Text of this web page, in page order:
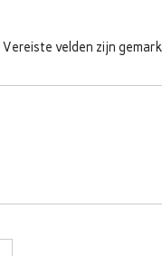
Vereiste velden zijn